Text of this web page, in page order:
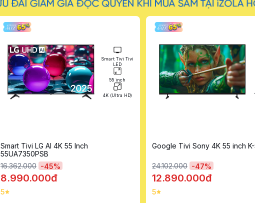
Google Tivi
55 inch
4K (Ultra HD)
Google Tivi Sony 4K 55 inch K-55S20M2
24.102.000 -47%
12.890.000đ
5
Google Tivi TCL 4K 65 inch
17.442.000 -39%
10.690.000đ
5